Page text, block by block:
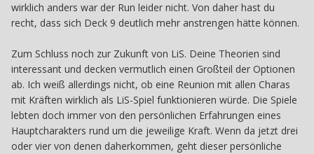
wirklich anders war der Run leider nicht. Von daher hast du
recht, dass sich Deck 9 deutlich mehr anstrengen hätte können.
Zum Schluss noch zur Zukunft von LiS. Deine Theorien sind
interessant und decken vermutlich einen Großteil der Optionen
ab. Ich weiß allerdings nicht, ob eine Reunion mit allen Charas
mit Kräften wirklich als LiS-Spiel funktionieren würde. Die Spiele
lebten doch immer von den persönlichen Erfahrungen eines
Hauptcharakters rund um die jeweilige Kraft. Wenn da jetzt drei
oder vier von denen daherkommen, geht dieser persönliche